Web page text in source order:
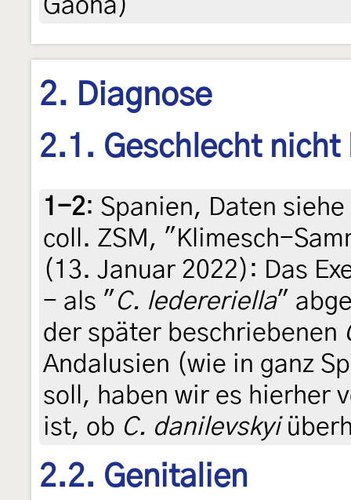
Gaona)
2. Diagnose
2.1. Geschlecht nicht
1-2: Spanien, Daten
coll. ZSM, "Klimesch-
(13. Januar 2022): Das
- als " C. ledereriella"
der später beschriebenen
Andalusien (wie in ganz
soll, haben wir es hierher
ist, ob C. danilevskyi
2.2. Genitalien